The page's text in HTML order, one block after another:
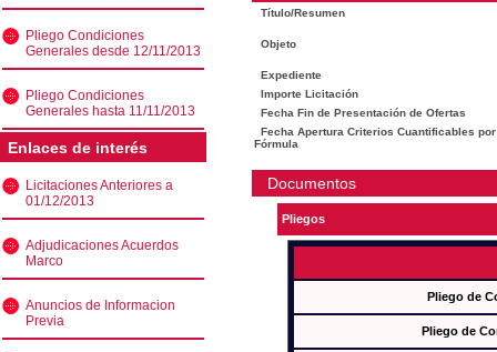
Pliego Condiciones
Generales desde 12/11/2013
Pliego Condiciones
Generales hasta 11/11/2013
Enlaces de interés
Licitaciones Anteriores a
01/12/2013
Adjudicaciones Acuerdos
Marco
Anuncios de Informacion
Previa
Título/Resumen
Objeto
Expediente
Importe Licitación
Fecha Fin de Presentación de Ofertas
Fecha Apertura Criterios Cuantificables por
Fórmula
Documentos
Pliegos
Pliego de
Pliego de